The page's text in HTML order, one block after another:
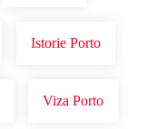
Istorie Porto
Viza Porto